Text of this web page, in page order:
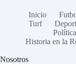
Inicio
Turf
Historia en la
Nosotros